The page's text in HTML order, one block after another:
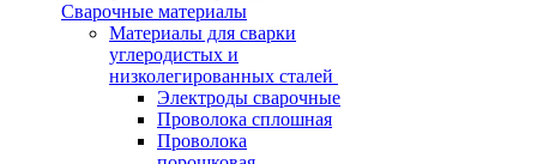
Сварочные материалы
Материалы для сварки
углеродистых и
низколегированных сталей
Электроды сварочные
Проволока сплошная
Проволока